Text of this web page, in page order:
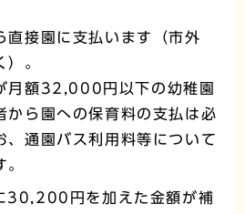
直接園に支払います（市外
。
月額32,000円以下の幼稚園
から園への保育料の支払は必
、通園バス利用料等について
30,200円を加えた金額が補